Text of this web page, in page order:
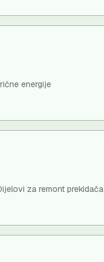
energije
za remont prekidača